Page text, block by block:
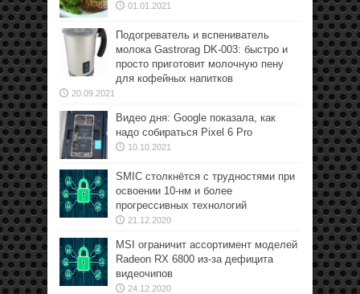
01.01.2021
Подогреватель и вспениватель
молока Gastrorag DK-003: быстро и
просто приготовит молочную пену
для кофейных напитков
20.09.2021
Видео дня: Google показала, как
надо собираться Pixel 6 Pro
10.10.2021
SMIC столкнётся с трудностями при
освоении 10-нм и более
прогрессивных технологий
21.12.2020
MSI ограничит ассортимент моделей
Radeon RX 6800 из-за дефицита
видеочипов
24.12.2020